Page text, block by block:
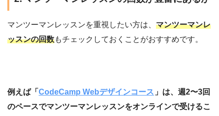
マンツーマンレッスンを重視したい方は、 マンツーマンレ
ッスンの回数もチェックしておくことがおすすめです。
例えば「 CodeCamp Webデザインコース 」は、週2〜3回
のペースでマンツーマンレッスンをオンラインで受けるこ